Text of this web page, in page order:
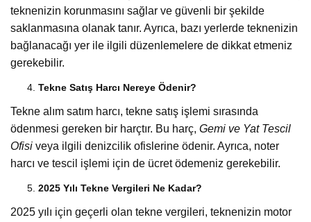
teknenizin korunmasını sağlar ve güvenli bir şekilde
saklanmasına olanak tanır. Ayrıca, bazı yerlerde teknenizin
bağlanacağı yer ile ilgili düzenlemelere de dikkat etmeniz
gerekebilir.
Tekne Satış Harcı Nereye Ödenir?
Tekne alım satım harcı, tekne satış işlemi sırasında
ödenmesi gereken bir harçtır. Bu harç, Gemi ve Yat Tescil
Ofisi veya ilgili denizcilik ofislerine ödenir. Ayrıca, noter
harcı ve tescil işlemi için de ücret ödemeniz gerekebilir.
2025 Yılı Tekne Vergileri Ne Kadar?
2025 yılı için geçerli olan tekne vergileri, teknenizin motor